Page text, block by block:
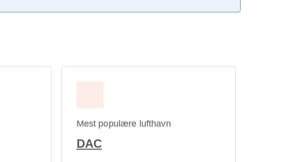
Mest populære lufthavn
DAC